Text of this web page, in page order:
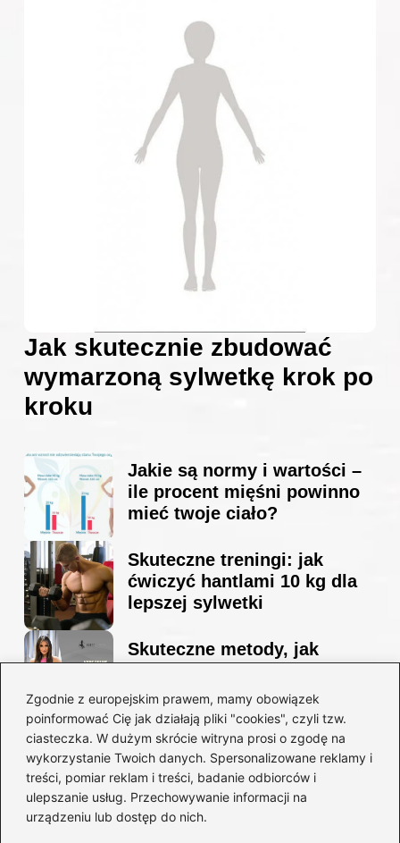
Zgodnie z europejskim prawem, mamy obowiązek
poinformować Cię jak działają pliki "cookies", czyli tzw.
ciasteczka. W dużym skrócie witryna prosi o zgodę na
wykorzystanie Twoich danych. Spersonalizowane reklamy i
treści, pomiar reklam i treści, badanie odbiorców i
ulepszanie usług. Przechowywanie informacji na
urządzeniu lub dostęp do nich.
Jak skutecznie zbudować
wymarzoną sylwetkę krok po
kroku
Jakie są normy i wartości –
ile procent mięśni powinno
mieć twoje ciało?
Skuteczne treningi: jak
ćwiczyć hantlami 10 kg dla
lepszej sylwetki
Skuteczne metody, jak
schudnąć i wyrzeźbić
sylwetkę w zaledwie 90 dni
Idealny garnitur: jak dobrać
go do swojej sylwetki?